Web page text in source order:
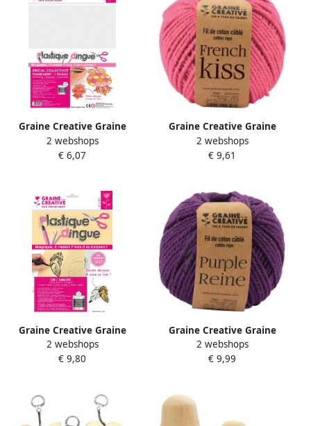
Graine Creative Graine
CrÃ©ative krimpplastiek
transparant etui van 7 vel
2 webshops
€ 6,07
Graine Creative Graine
CrÃ©ative MacramÃ© touw
ft 2 5 mm x 80 m roze
2 webshops
€ 9,61
Graine Creative Graine
CrÃ©ative krimpplastiek 2 x
goud en 2 x zilver
2 webshops
€ 9,80
Graine Creative Graine
CrÃ©ative MacramÃ© touw
ft 2 5 mm x 80 m paars
2 webshops
€ 9,99